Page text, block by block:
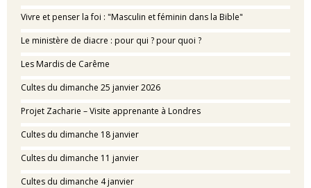
Vivre et penser la foi : "Masculin et féminin dans la Bible"
Le ministère de diacre : pour qui ? pour quoi ?
Les Mardis de Carême
Cultes du dimanche 25 janvier 2026
Projet Zacharie – Visite apprenante à Londres
Cultes du dimanche 18 janvier
Cultes du dimanche 11 janvier
Cultes du dimanche 4 janvier